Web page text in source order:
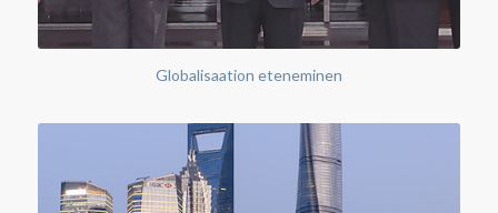
Globalisaation eteneminen